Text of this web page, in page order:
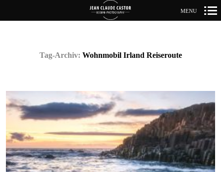
MENU
Tag-Archiv: Wohnmobil Irland Reiseroute